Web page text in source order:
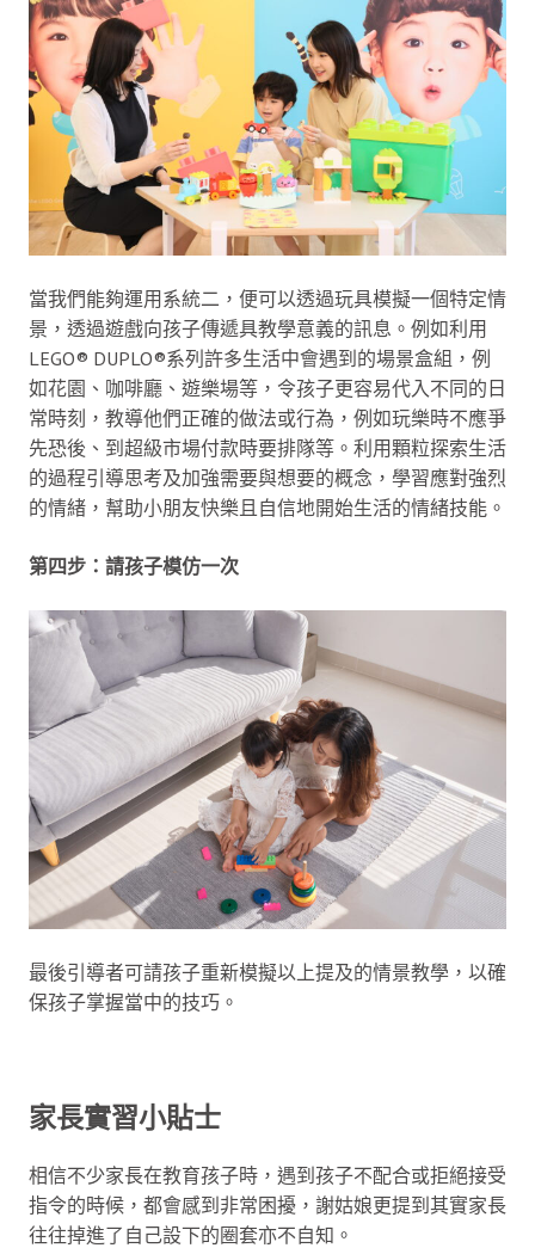
當我們能夠運用系統二，便可以透過玩具模擬一個特定情
景，透過遊戲向孩子傳遞具教學意義的訊息。例如利用
LEGO® DUPLO®系列許多生活中會遇到的場景盒組，例
如花園、咖啡廳、遊樂場等，令孩子更容易代入不同的日
常時刻，教導他們正確的做法或行為，例如玩樂時不應爭
先恐後、到超級市場付款時要排隊等。利用顆粒探索生活
的過程引導思考及加強需要與想要的概念，學習應對強烈
的情緒，幫助小朋友快樂且自信地開始生活的情緒技能。
第四步：請孩子模仿一次
最後引導者可請孩子重新模擬以上提及的情景教學，以確
保孩子掌握當中的技巧。
家長實習小貼士
相信不少家長在教育孩子時，遇到孩子不配合或拒絕接受
指令的時候，都會感到非常困擾，謝姑娘更提到其實家長
往往掉進了自己設下的圈套亦不自知。